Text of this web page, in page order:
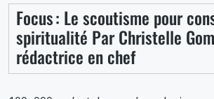
Focus : Le scoutisme pour
spiritualité Par Christelle
rédactrice en chef